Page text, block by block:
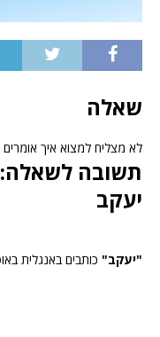
שאלה
לא מצליח למצוא איך אומרים
תשובה לשאלה:
יעקב
"יעקב" כותבים באנגלית